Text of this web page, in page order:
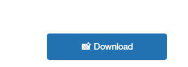
📸 Download